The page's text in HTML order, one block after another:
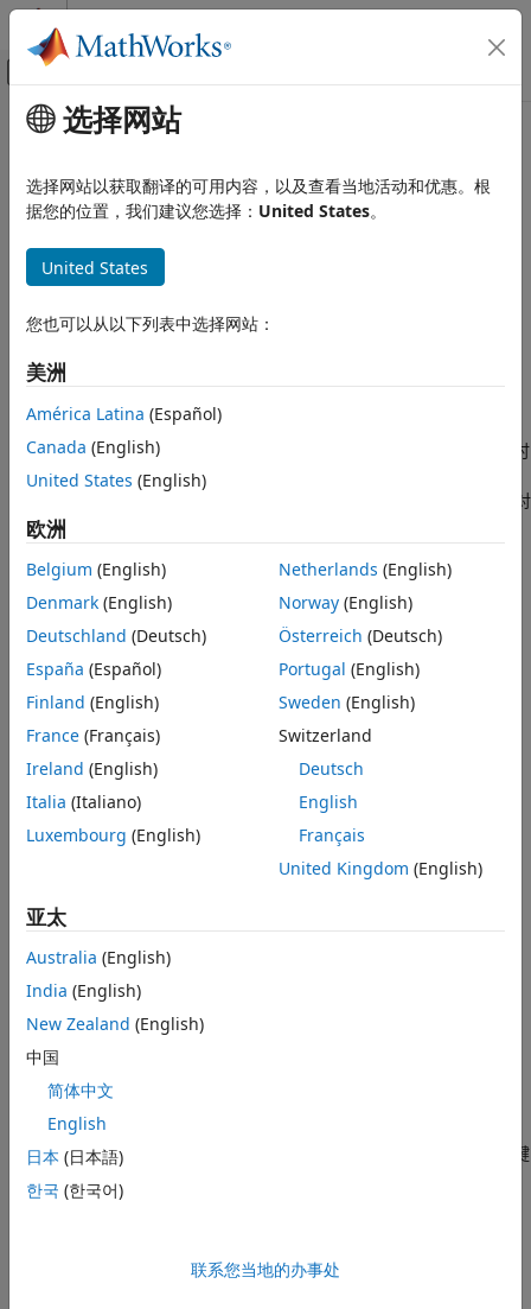
跳到内容
画布外导航菜单切换
文档主页
语言基础知识
数据类型
表
语言基础知识
集合运算
语法
描述
示例
输入参量
名称-值参数
输出参量
详细信息
算法
版本历史记录
另请参阅
主要内容
join
使用键变量按行合并两个表或时间表
全页折叠
语法
T = join(Tleft,Tright)
[T,iright] = join(
说明
T= join(Tleft
通过合并来自两个输入的行来组合表或时
间表 Tleft和Tright。
中的对
应值相同时，行匹配。输出将
量具有匹配值的行组合在一起。
例如，如果Tleft Key1和Var1 的变量，
量
Key1 和Var2 ，则 T=join(Tleft,Tright) 使用 Key1 作为键变
量。
在Tleft和Tright
行时间的向量，如果
键变量的匹配值在左右输入中的顺序不必相同。此外，
的键
变量中只能出现一次，但在
输入可以是表、时间表或其中之一。
选择网站
选择网站以获取翻译的可用内容，以及查看当地活动和优惠。根
据您的位置，我们建议您选择： United States。
United States
您也可以从以下列表中选择网站：
美洲
América Latina (Español)
Canada (English)
United States (English)
欧洲
Belgium (English)
Denmark (English)
Deutschland (Deutsch)
España (Español)
Finland (English)
France (Français)
Ireland (English)
Italia (Italiano)
Luxembourg (English)
Netherlands (English)
Norway(English)
Österreich (Deutsch)
Portugal (English)
Sweden (English)
Switzerland
Deutsch
English
Français
United Kingdom (English)
亚太
Australia (English)
India (English)
New Zealand (English)
中国
简体中文
English
日本 (日本語)
한국 (한국어)
联系您当地的办事处